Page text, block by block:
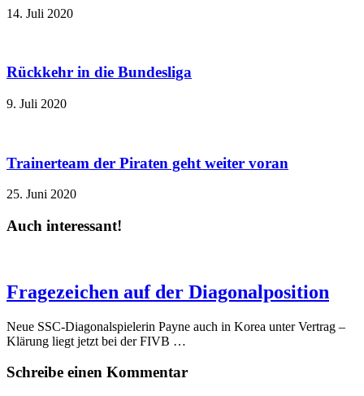
14. Juli 2020
Rückkehr in die Bundesliga
9. Juli 2020
Trainerteam der Piraten geht weiter voran
25. Juni 2020
Auch interessant!
Fragezeichen auf der Diagonalposition
Neue SSC-Diagonalspielerin Payne auch in Korea unter Vertrag –
Klärung liegt jetzt bei der FIVB …
Schreibe einen Kommentar